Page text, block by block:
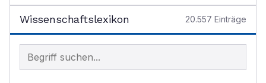
Wissenschaftslexikon 20.557 Einträge
Begriff im Lexikon suchen